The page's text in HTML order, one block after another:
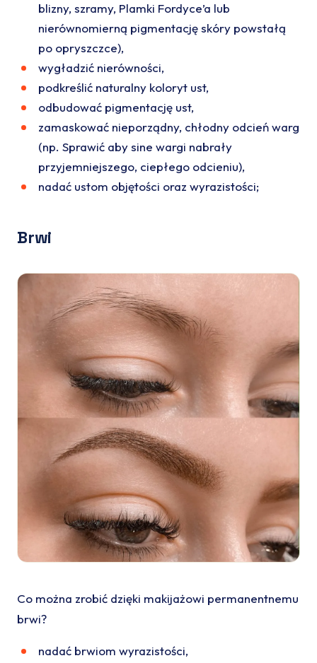
blizny, szramy, Plamki Fordyce’a lub
nierównomierną pigmentację skóry powstałą
po opryszczce),
wygładzić nierówności,
podkreślić naturalny koloryt ust,
odbudować pigmentację ust,
zamaskować nieporządny, chłodny odcień warg
(np. Sprawić aby sine wargi nabrały
przyjemniejszego, ciepłego odcieniu),
nadać ustom objętości oraz wyrazistości;
Brwi
Co można zrobić dzięki makijażowi permanentnemu
brwi?
nadać brwiom wyrazistości,